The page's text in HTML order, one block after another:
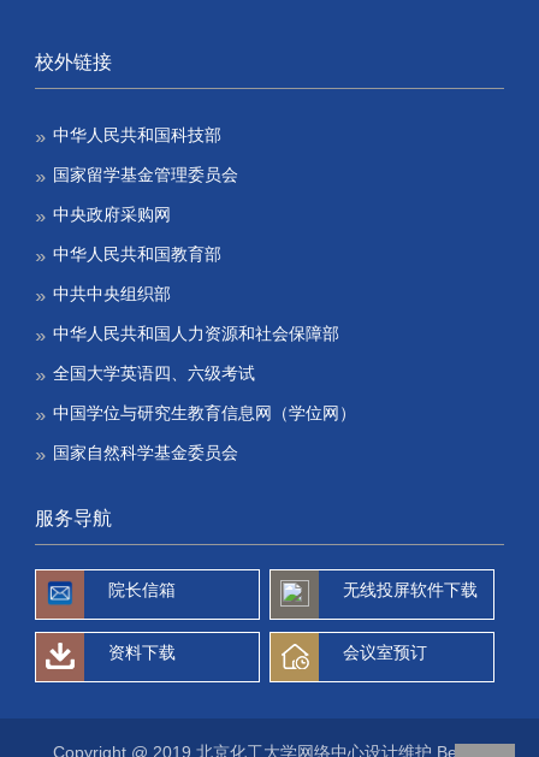
校外链接
中华人民共和国科技部
国家留学基金管理委员会
中央政府采购网
中华人民共和国教育部
中共中央组织部
中华人民共和国人力资源和社会保障部
全国大学英语四、六级考试
中国学位与研究生教育信息网（学位网）
国家自然科学基金委员会
服务导航
院长信箱 无线投屏软件下载
资料下载 会议室预订
Copyright @ 2019 北京化工大学网络中心设计维护 Beijing